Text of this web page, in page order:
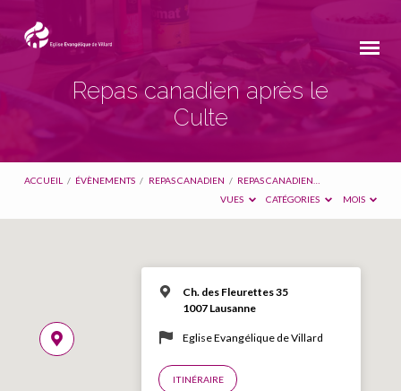
Repas canadien après le
Culte
ACCUEIL / ÉVÈNEMENTS / REPAS CANADIEN / REPAS CANADIEN…
VUES
CATÉGORIES MOIS
Ch. des Fleurettes 35
1007 Lausanne
Eglise Evangélique de Villard
ITINÉRAIRE